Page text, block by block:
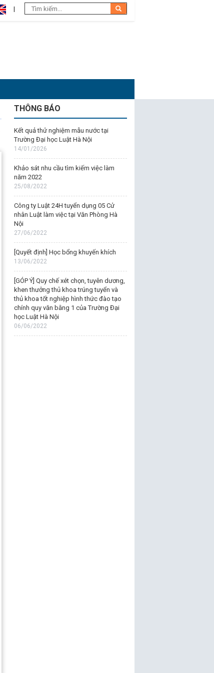
THÔNG BÁO
Kết quả thử nghiệm mẫu nước tại
Trường Đại học Luật Hà Nội
14/01/2026
Khảo sát nhu cầu tìm kiếm việc làm
năm 2022
25/08/2022
Công ty Luật 24H tuyển dụng 05 Cử
nhân Luật làm việc tại Văn Phòng Hà
Nội
27/06/2022
[Quyết định] Học bổng khuyến khích
13/06/2022
[GÓP Ý] Quy chế xét chọn, tuyên dương,
khen thưởng thủ khoa trúng tuyển và
thủ khoa tốt nghiệp hình thức đào tạo
chính quy văn bằng 1 của Trường Đại
học Luật Hà Nội
06/06/2022